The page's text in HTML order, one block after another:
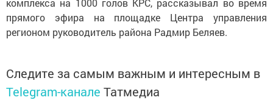
комплекса на 1000 голов КРС, рассказывал во время
прямого эфира на площадке Центра управления
регионом руководитель района Радмир Беляев.
Следите за самым важным и интересным в
Telegram-канале Татмедиа